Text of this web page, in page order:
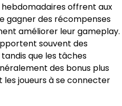
offrent aux
gagner des récompenses
améliorer leur gameplay.
souvent des
que les tâches
des bonus plus
joueurs à se connecter